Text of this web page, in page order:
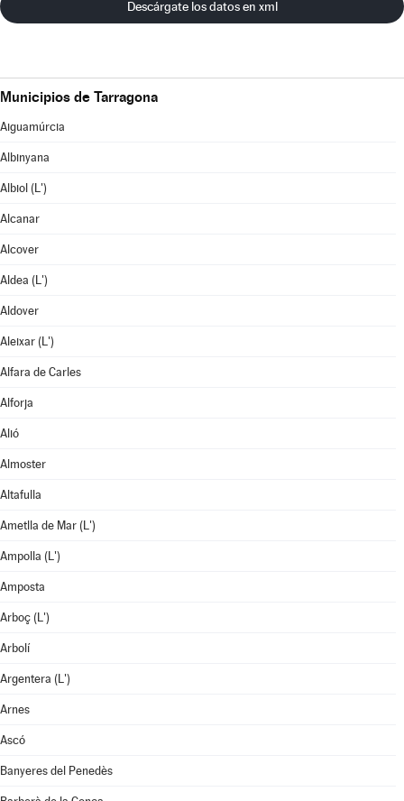
Descárgate los datos en xml
Municipios de Tarragona
Aiguamúrcia
Albinyana
Albiol (L')
Alcanar
Alcover
Aldea (L')
Aldover
Aleixar (L')
Alfara de Carles
Alforja
Alió
Almoster
Altafulla
Ametlla de Mar (L')
Ampolla (L')
Amposta
Arboç (L')
Arbolí
Argentera (L')
Arnes
Ascó
Banyeres del Penedès